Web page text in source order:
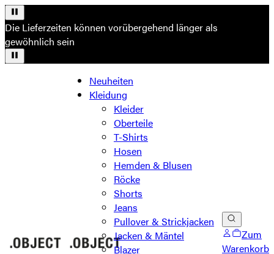
Die Lieferzeiten können vorübergehend länger als
gewöhnlich sein
Neuheiten
Kleidung
Kleider
Oberteile
T-Shirts
Hosen
Hemden & Blusen
Röcke
Shorts
Jeans
Pullover & Strickjacken
Jacken & Mäntel
Blazer
Zum
Warenkorb